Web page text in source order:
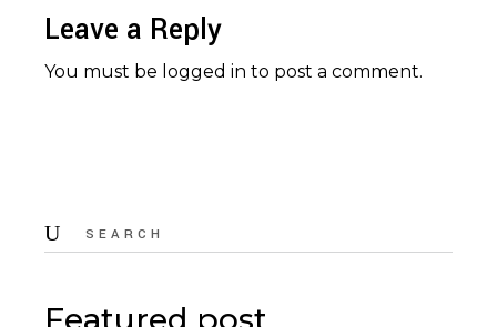
Leave a Reply
You must be logged in to post a comment.
Featured post